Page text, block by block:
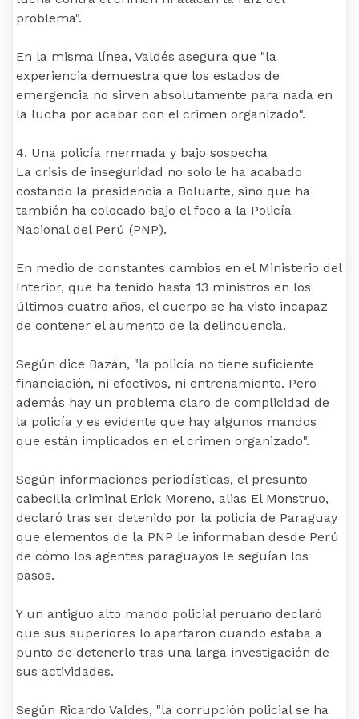
problema".
En la misma línea, Valdés asegura que "la
experiencia demuestra que los estados de
emergencia no sirven absolutamente para nada en
la lucha por acabar con el crimen organizado".
4. Una policía mermada y bajo sospecha
La crisis de inseguridad no solo le ha acabado
costando la presidencia a Boluarte, sino que ha
también ha colocado bajo el foco a la Policía
Nacional del Perú (PNP).
En medio de constantes cambios en el Ministerio del
Interior, que ha tenido hasta 13 ministros en los
últimos cuatro años, el cuerpo se ha visto incapaz
de contener el aumento de la delincuencia.
Según dice Bazán, "la policía no tiene suficiente
financiación, ni efectivos, ni entrenamiento. Pero
además hay un problema claro de complicidad de
la policía y es evidente que hay algunos mandos
que están implicados en el crimen organizado".
Según informaciones periodísticas, el presunto
cabecilla criminal Erick Moreno, alias El Monstruo,
declaró tras ser detenido por la policía de Paraguay
que elementos de la PNP le informaban desde Perú
de cómo los agentes paraguayos le seguían los
pasos.
Y un antiguo alto mando policial peruano declaró
que sus superiores lo apartaron cuando estaba a
punto de detenerlo tras una larga investigación de
sus actividades.
Según Ricardo Valdés, "la corrupción policial se ha